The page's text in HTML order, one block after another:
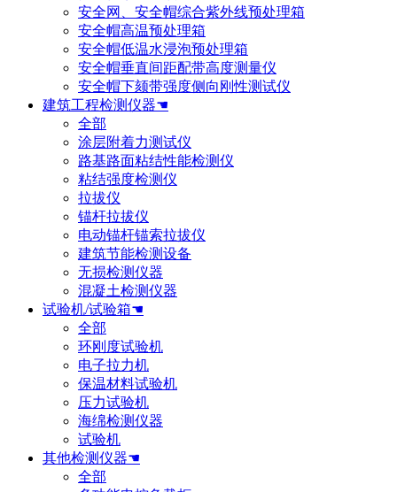
安全网、安全帽综合紫外线预处理箱
安全帽高温预处理箱
安全帽低温水浸泡预处理箱
安全帽垂直间距配带高度测量仪
安全帽下颏带强度侧向刚性测试仪
建筑工程检测仪器☚
全部
涂层附着力测试仪
路基路面粘结性能检测仪
粘结强度检测仪
拉拔仪
锚杆拉拔仪
电动锚杆锚索拉拔仪
建筑节能检测设备
无损检测仪器
混凝土检测仪器
试验机/试验箱☚
全部
环刚度试验机
电子拉力机
保温材料试验机
压力试验机
海绵检测仪器
试验机
其他检测仪器☚
全部